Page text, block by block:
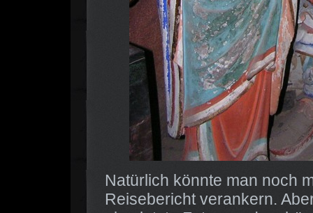
Natürlich könnte man noch
Reisebericht verankern.